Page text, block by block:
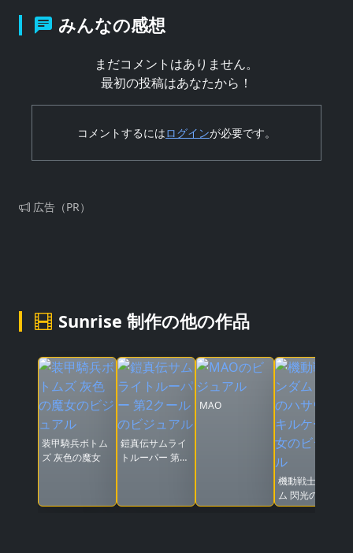
みんなの感想
まだコメントはありません。
最初の投稿はあなたから！
コメントするにはログインが必要です。
広告（PR）
Sunrise 制作の他の作品
装甲騎兵ボトム
ズ 灰色の魔女
鎧真伝サムライ
トルーパー 第2
MAO
機動戦士ガンダ
ム 閃光のハサウ
ェイ キルケーの